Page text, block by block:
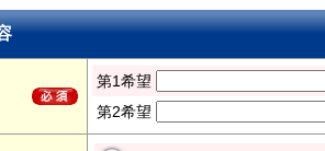
第1希望
第2希望